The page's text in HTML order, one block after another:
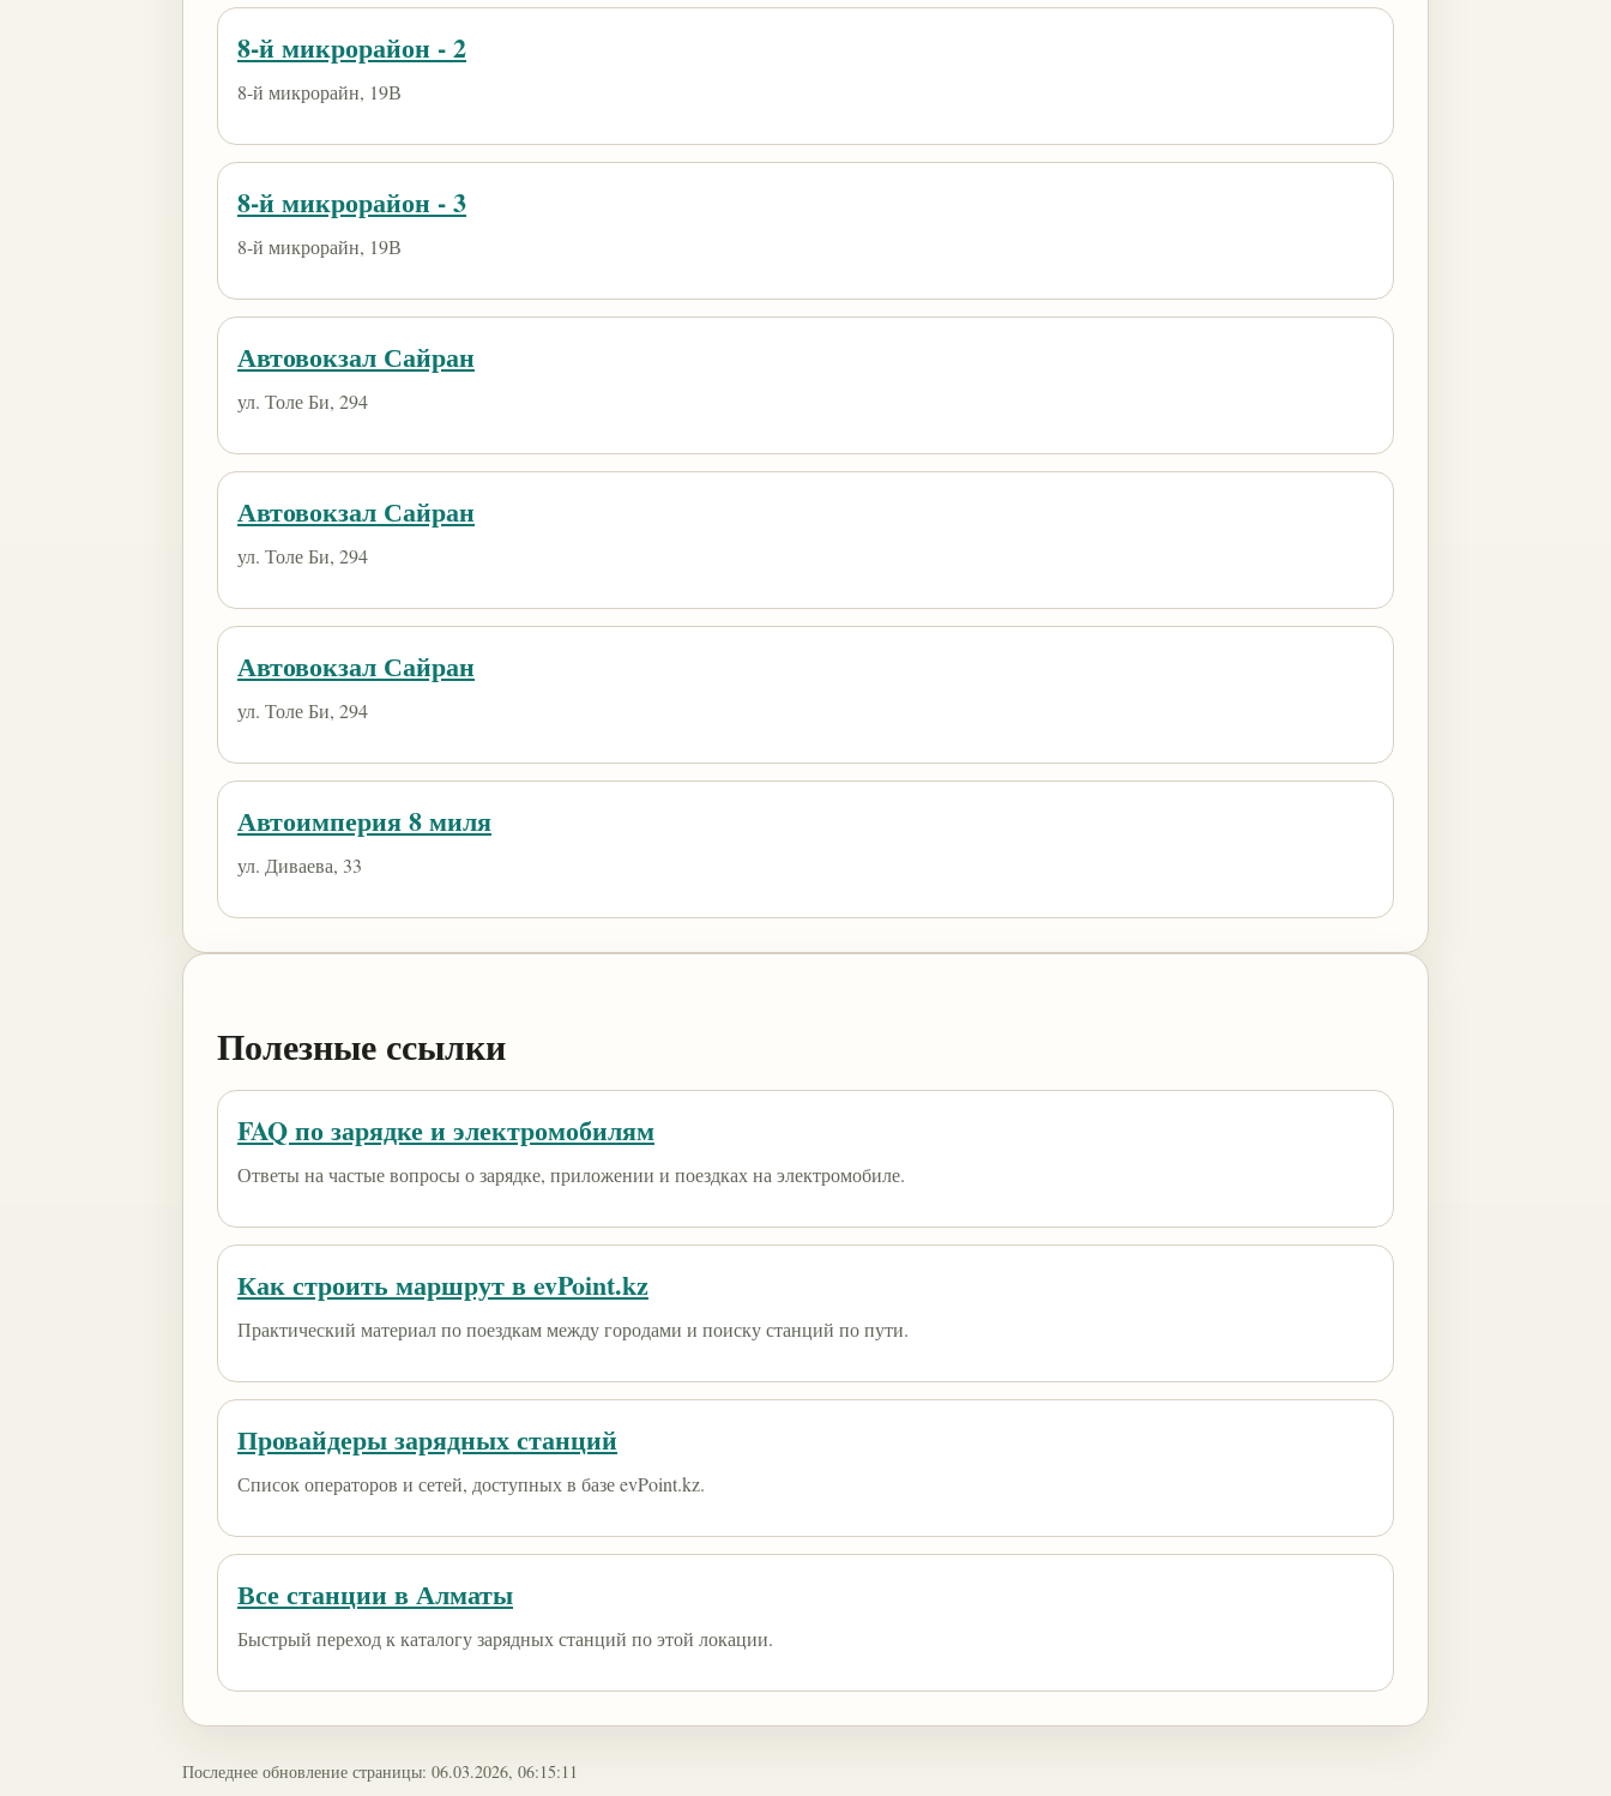
8-й микрорайон - 2
8-й микрорайн, 19В
8-й микрорайон - 3
8-й микрорайн, 19В
Автовокзал Сайран
ул. Толе Би, 294
Автовокзал Сайран
ул. Толе Би, 294
Автовокзал Сайран
ул. Толе Би, 294
Автоимперия 8 миля
ул. Диваева, 33
Полезные ссылки
FAQ по зарядке и электромобилям
Ответы на частые вопросы о зарядке, приложении и поездках на электромобиле.
Как строить маршрут в evPoint.kz
Практический материал по поездкам между городами и поиску станций по пути.
Провайдеры зарядных станций
Список операторов и сетей, доступных в базе evPoint.kz.
Все станции в Алматы
Быстрый переход к каталогу зарядных станций по этой локации.
Последнее обновление страницы: 06.03.2026, 06:15:11